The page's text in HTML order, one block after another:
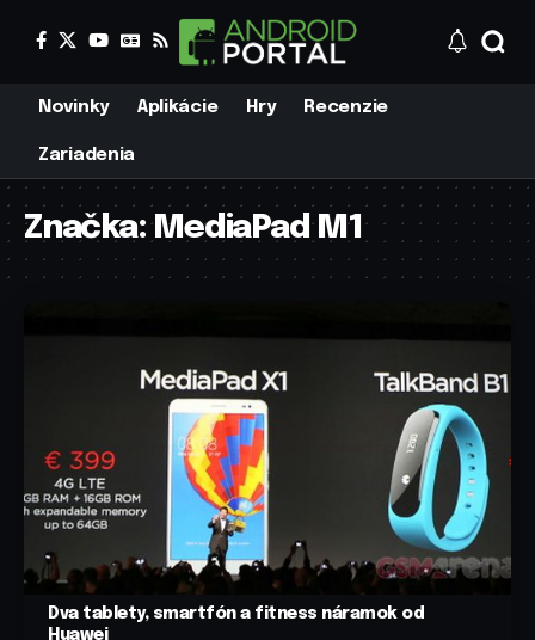
Novinky Aplikácie Hry Recenzie
Zariadenia
Značka:MediaPad M1
Dva tablety, smartfón a fitness náramok od
Huawei